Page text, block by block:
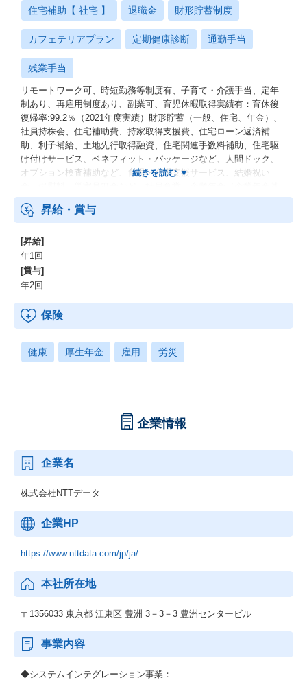
住宅補助【 社宅 】 退職金 財形貯蓄制度
カフェテリアプラン 定期健康診断 通勤手当
残業手当
リモートワーク可、時短勤務等制度有、子育て・介護手当、定年
制あり、再雇用制度あり、副業可、育児休暇取得実績有：育休後
復帰率:99.2％（2021年度実績）財形貯蓄（一般、住宅、年金）、
社員持株会、住宅補助費、持家取得支援費、住宅ローン返済補
助、利子補給、土地先行取得融資、住宅関連手数料補助、住宅駆
け付けサービス、ベネフィット・パッケージなど、人間ドック、
オプション検査補助など、育児・介護支援サービス、結婚祝い
金、確定拠出年金）、電気通信共済会(個人年金、遺児育英基金)
昇給・賞与
[昇給]
年1回
[賞与]
年2回
保険
健康 厚生年金 雇用 労災
企業情報
企業名
株式会社NTTデータ
企業HP
https://www.nttdata.com/jp/ja/
本社所在地
〒1356033 東京都 江東区 豊洲 3－3－3 豊洲センタービル
事業内容
◆システムインテグレーション事業：